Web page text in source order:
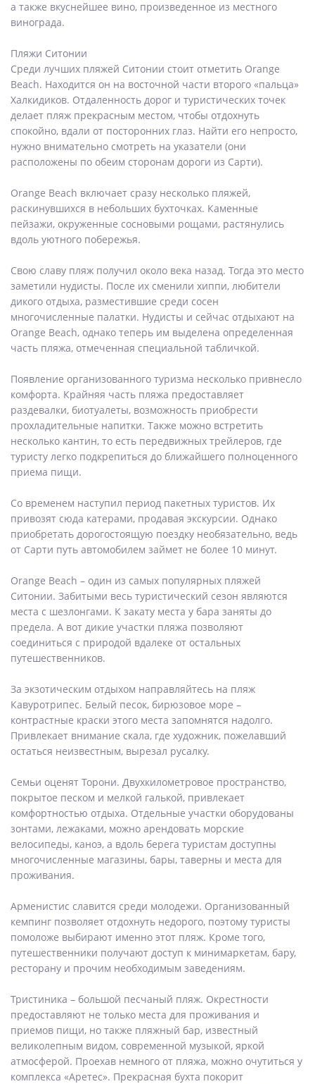
а также вкуснейшее вино, произведенное из местного
винограда.
Пляжи Ситонии
Среди лучших пляжей Ситонии стоит отметить Orange
Beach. Находится он на восточной части второго «пальца»
Халкидиков. Отдаленность дорог и туристических точек
делает пляж прекрасным местом, чтобы отдохнуть
спокойно, вдали от посторонних глаз. Найти его непросто,
нужно внимательно смотреть на указатели (они
расположены по обеим сторонам дороги из Сарти).
Orange Beach включает сразу несколько пляжей,
раскинувшихся в небольших бухточках. Каменные
пейзажи, окруженные сосновыми рощами, растянулись
вдоль уютного побережья.
Свою славу пляж получил около века назад. Тогда это место
заметили нудисты. После их сменили хиппи, любители
дикого отдыха, разместившие среди сосен
многочисленные палатки. Нудисты и сейчас отдыхают на
Orange Beach, однако теперь им выделена определенная
часть пляжа, отмеченная специальной табличкой.
Появление организованного туризма несколько привнесло
комфорта. Крайняя часть пляжа предоставляет
раздевалки, биотуалеты, возможность приобрести
прохладительные напитки. Также можно встретить
несколько кантин, то есть передвижных трейлеров, где
туристу легко подкрепиться до ближайшего полноценного
приема пищи.
Со временем наступил период пакетных туристов. Их
привозят сюда катерами, продавая экскурсии. Однако
приобретать дорогостоящую поездку необязательно, ведь
от Сарти путь автомобилем займет не более 10 минут.
Orange Beach – один из самых популярных пляжей
Ситонии. Забитыми весь туристический сезон являются
места с шезлонгами. К закату места у бара заняты до
предела. А вот дикие участки пляжа позволяют
соединиться с природой вдалеке от остальных
путешественников.
За экзотическим отдыхом направляйтесь на пляж
Кавуротрипес. Белый песок, бирюзовое море –
контрастные краски этого места запомнятся надолго.
Привлекает внимание скала, где художник, пожелавший
остаться неизвестным, вырезал русалку.
Семьи оценят Торони. Двухкилометровое пространство,
покрытое песком и мелкой галькой, привлекает
комфортностью отдыха. Отдельные участки оборудованы
зонтами, лежаками, можно арендовать морские
велосипеды, каноэ, а вдоль берега туристам доступны
многочисленные магазины, бары, таверны и места для
проживания.
Арменистис славится среди молодежи. Организованный
кемпинг позволяет отдохнуть недорого, поэтому туристы
помоложе выбирают именно этот пляж. Кроме того,
путешественники получают доступ к минимаркетам, бару,
ресторану и прочим необходимым заведениям.
Тристиника – большой песчаный пляж. Окрестности
предоставляют не только места для проживания и
приемов пищи, но также пляжный бар, известный
великолепным видом, современной музыкой, яркой
атмосферой. Проехав немного от пляжа, можно очутиться у
комплекса «Аретес». Прекрасная бухта покорит